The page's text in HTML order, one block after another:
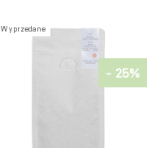
- 25%
Wyprzedane